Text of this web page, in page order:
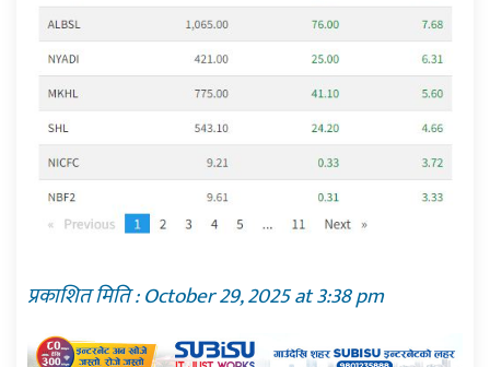
प्रकाशित मिति : October 29, 2025 at 3:38 pm